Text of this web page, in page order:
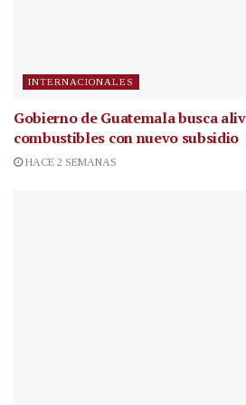
INTERNACIONALES
Gobierno de Guatemala busca
combustibles con nuevo subsidio
HACE 2 SEMANAS